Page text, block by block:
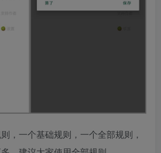
，一个基础规则，一个全部规则，